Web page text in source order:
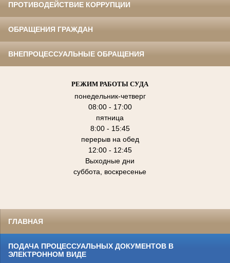
ПРОТИВОДЕЙСТВИЕ КОРРУПЦИИ
ОБРАЩЕНИЯ ГРАЖДАН
ВНЕПРОЦЕССУАЛЬНЫЕ ОБРАЩЕНИЯ
РЕЖИМ РАБОТЫ СУДА
понедельник-четверг
08:00 - 17:00
пятница
8:00 - 15:45
перерыв на обед
12:00 - 12:45
Выходные дни
суббота, воскресенье
ГЛАВНАЯ
ПОДАЧА ПРОЦЕССУАЛЬНЫХ ДОКУМЕНТОВ В
ЭЛЕКТРОННОМ ВИДЕ